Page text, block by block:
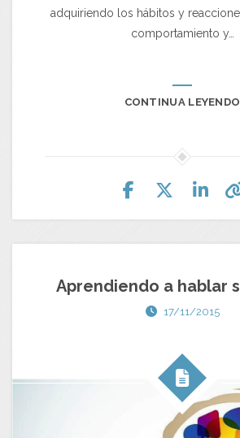
adquiriendo los hábitos y
comportamiento y…
CONTINUA LEYENDO
Aprendiendo a hablar
17/11/2015